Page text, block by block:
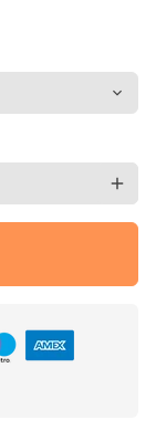
add